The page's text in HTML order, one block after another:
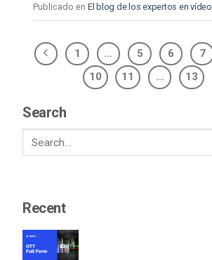
Publicado en El blog de los expertos en vídeo
1 … 5 6 7
10
11 … 13
Search
Recent